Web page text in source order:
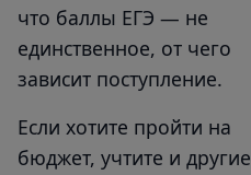
что баллы ЕГЭ — не
единственное, от чего
зависит поступление.
Если хотите пройти на
бюджет, учтите и другие